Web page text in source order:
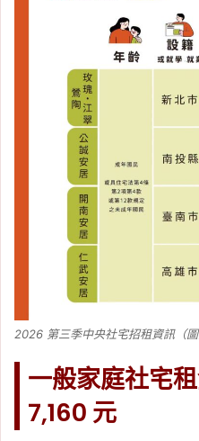
2026 第三季中央社宅招租資訊（圖
一般家庭社宅
7,160 元